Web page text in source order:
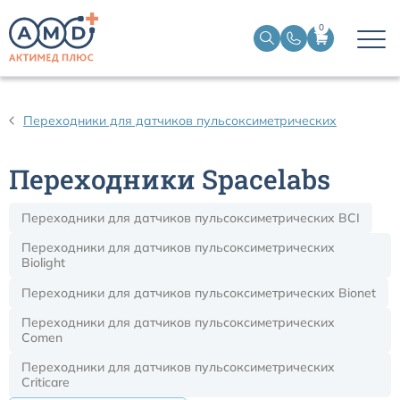
0
Переходники для датчиков пульсоксиметрических
Переходники Spacelabs
Переходники для датчиков пульсоксиметрических BCI
Переходники для датчиков пульсоксиметрических
Biolight
Переходники для датчиков пульсоксиметрических Bionet
Переходники для датчиков пульсоксиметрических
Comen
Переходники для датчиков пульсоксиметрических
Criticare
Датчики ЭЭГ BIS
Кабели пациента ЭКГ
Датчики температурные медицинские к мониторам
Кабели для кардиографов
Датчики кислорода для ИВЛ